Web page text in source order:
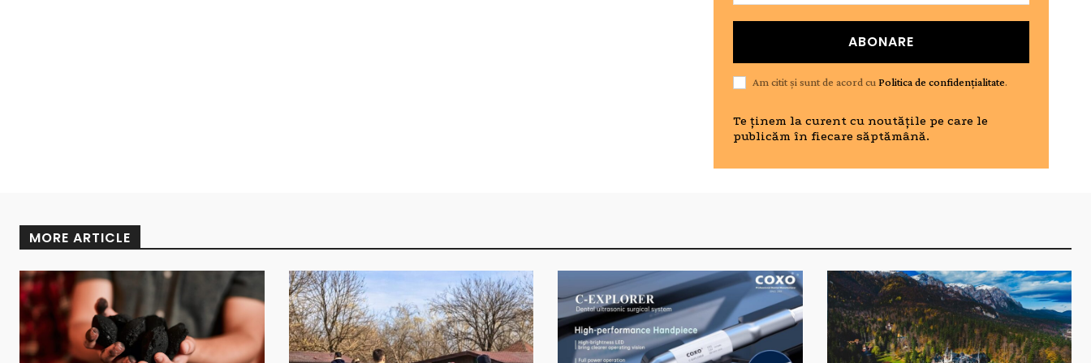
ABONARE
Am citit și sunt de acord cuPolitica de confidențialitate.
Te ținem la curent cu noutățile pe care le
publicăm în fiecare săptămână.
MORE ARTICLE